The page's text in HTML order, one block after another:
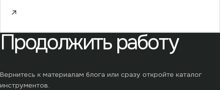
↗
Продолжить работу
Вернитесь к материалам блога или сразу откройте каталог
инструментов.